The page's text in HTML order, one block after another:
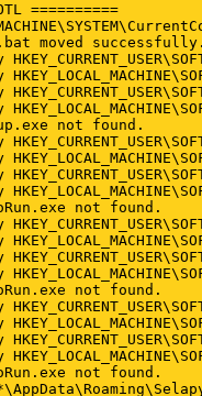
==========
moved
not found.
not found.
not found.
not found.